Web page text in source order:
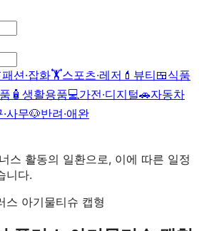
패션·잡화🏋️스포츠·레저 💄 뷰티🍱식품
🧴 생활용품💻가전·디지털🚗자동차
사무🐶반려·애완
스 활동의 일환으로, 이에 따른 일정
니다.